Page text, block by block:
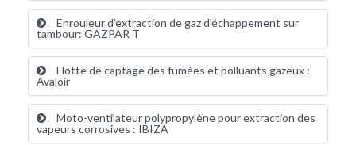
Enrouleur d’extraction de gaz d’échappement sur
tambour: GAZPAR T
Hotte de captage des fumées et polluants gazeux :
Avaloir
Moto-ventilateur polypropylène pour extraction des
vapeurs corrosives : IBIZA